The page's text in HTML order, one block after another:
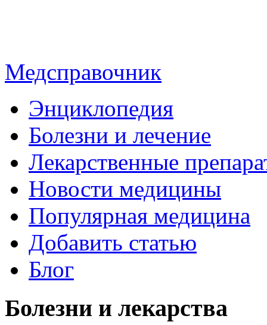
Медсправочник
Энциклопедия
Болезни и лечение
Лекарственные
Новости медицины
Популярная медицина
Добавить статью
Блог
Болезни и лекарства